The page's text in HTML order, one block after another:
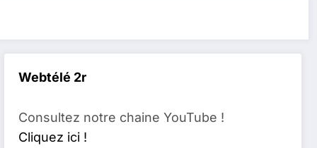
Webtélé 2r
Consultez notre chaine YouTube !
Cliquez ici !